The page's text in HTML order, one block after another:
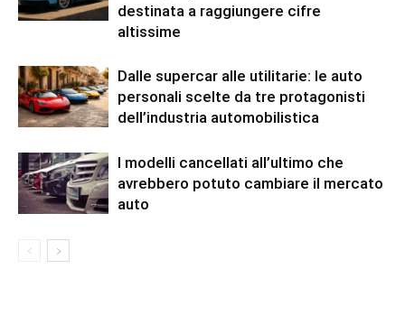
destinata a raggiungere cifre
altissime
Dalle supercar alle utilitarie: le auto
personali scelte da tre protagonisti
dell’industria automobilistica
I modelli cancellati all’ultimo che
avrebbero potuto cambiare il mercato
auto